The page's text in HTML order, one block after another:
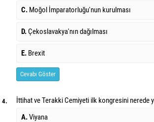
C. Moğol İmparatorluğu'nun kurulması
D.Çekoslavakya'nın dağılması
E. Brexit
Cevabı Göster
4.
İttihat ve Terakki Cemiyeti ilk kongresini nerede
A.Viyana